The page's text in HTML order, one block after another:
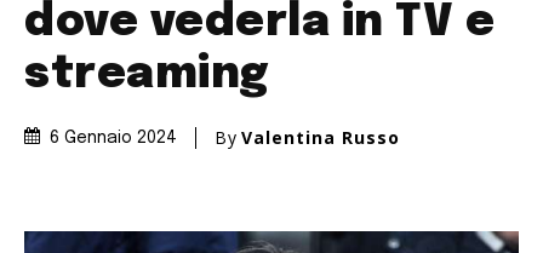
dove vederla in TV e
streaming
6 Gennaio 2024 By Valentina Russo